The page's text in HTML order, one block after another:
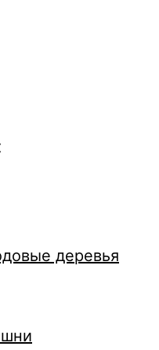
деревья